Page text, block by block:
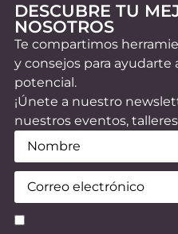
DESCUBRE TU
NOSOTROS
Te compartimos
y consejos para ayudarte
potencial.
¡Únete a nuestro
nuestros eventos,
Nombre
Email
Consentimiento